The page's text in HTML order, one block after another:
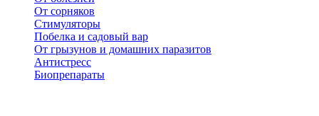
От сорняков
Стимуляторы
Побелка и садовый вар
От грызунов и домашних паразитов
Антистресс
Биопрепараты